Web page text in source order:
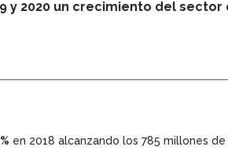
y 2020 un crecimiento del
en 2018 alcanzando los 785 millones de